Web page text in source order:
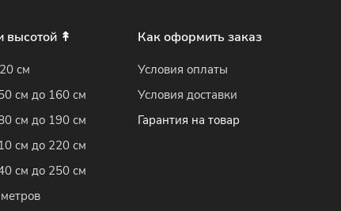
высотой ↟
см
см до 160 см
см до 190 см
см до 220 см
см до 250 см
Как оформить заказ
Условия оплаты
Условия доставки
Гарантия на товар